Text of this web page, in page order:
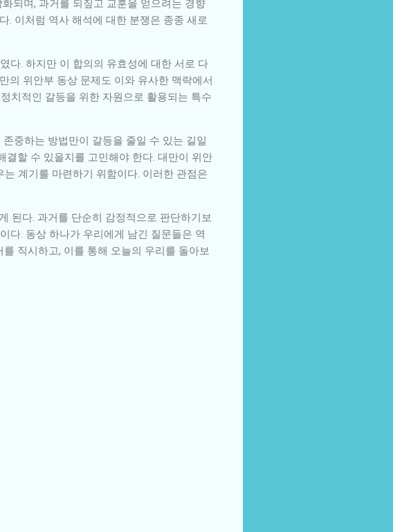
되며, 과거를 되짚고 교훈을 얻으려는 경향
. 이처럼 역사 해석에 대한 분쟁은 종종 새로
다. 하지만 이 합의의 유효성에 대한 서로 다
의 위안부 동상 문제도 이와 유사한 맥락에서
치적인 갈등을 위한 자원으로 활용되는 특수
중하는 방법만이 갈등을 줄일 수 있는 길일
결할 수 있을지를 고민해야 한다. 대만이 위안
계기를 마련하기 위함이다. 이러한 관점은
된다. 과거를 단순히 감정적으로 판단하기보
다. 동상 하나가 우리에게 남긴 질문들은 역
직시하고, 이를 통해 오늘의 우리를 돌아보